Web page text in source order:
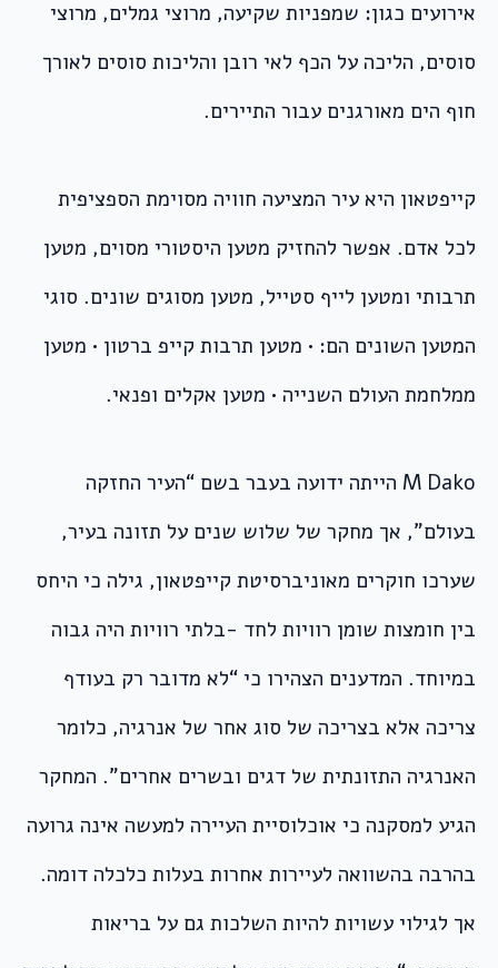
אירועים כגון: שמפניות שקיעה, מרוצי גמלים, מרוצי
סוסים, הליכה על הכף לאי רובן והליכות סוסים לאורך
חוף הים מאורגנים עבור התיירים.
קייפטאון היא עיר המציעה חוויה מסוימת הספציפית
לכל אדם. אפשר להחזיק מטען היסטורי מסוים, מטען
תרבותי ומטען לייף סטייל, מטען מסוגים שונים. סוגי
המטען השונים הם: • מטען תרבות קייפ ברטון • מטען
ממלחמת העולם השנייה • מטען אקלים ופנאי.
M Dako הייתה ידועה בעבר בשם “העיר החזקה
בעולם”, אך מחקר של שלוש שנים על תזונה בעיר,
שערכו חוקרים מאוניברסיטת קייפטאון, גילה כי היחס
בין חומצות שומן רוויות לחד -בלתי רוויות היה גבוה
במיוחד. המדענים הצהירו כי “לא מדובר רק בעודף
צריכה אלא בצריכה של סוג אחר של אנרגיה, כלומר
האנרגיה התזונתית של דגים ובשרים אחרים”. המחקר
הגיע למסקנה כי אוכלוסיית העיירה למעשה אינה גרועה
בהרבה בהשוואה לעיירות אחרות בעלות כלכלה דומה.
אך לגילוי עשויות להיות השלכות גם על בריאות